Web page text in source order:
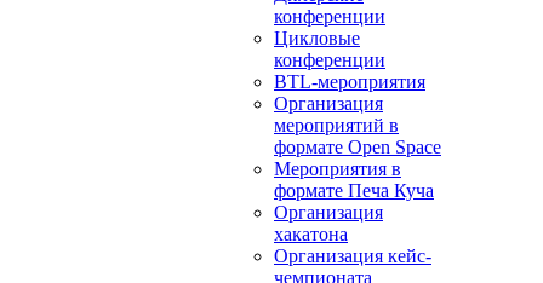
конференции
Цикловые
конференции
BTL-мероприятия
Организация
мероприятий в
формате Open Space
Мероприятия в
формате Печа Куча
Организация
хакатона
Организация кейс-
чемпионата